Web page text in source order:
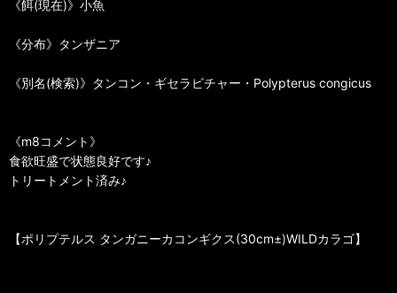
《餌(現在)》小魚
《分布》タンザニア
《別名(検索)》タンコン・ギセラビチャー・Polypterus congicus
《m8コメント》
食欲旺盛で状態良好です♪
トリートメント済み♪
【ポリプテルス タンガニーカコンギクス(30cm±)WILDカラゴ】